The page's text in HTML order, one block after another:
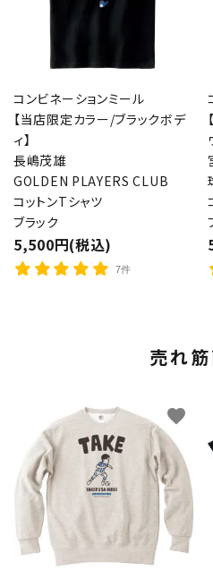
コンビネーションミール
【当店限定カラー/ブラックボデ
ィ】
長嶋茂雄
GOLDEN PLAYERS CLUB
コットンTシャツ
ブラック
5,500円(税込)
7件
売れ
favorite